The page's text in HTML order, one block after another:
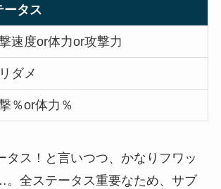
ータス
速度or体力or攻撃力
ダメ
％or体力％
タス！と言いつつ、かなりフワッ
。全ステータス重要なため、サブ